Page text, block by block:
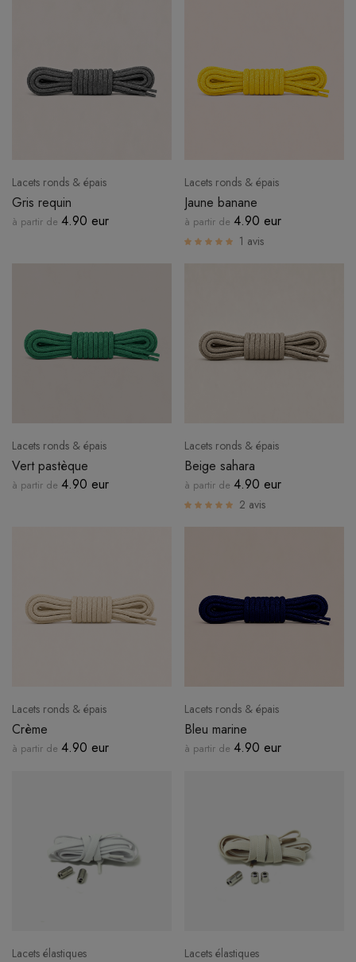
Lacets ronds & épais
Gris requin
à partir de 4.90 eur
Lacets ronds & épais
Jaune banane
à partir de 4.90 eur
1 avis
Lacets ronds & épais
Vert pastèque
à partir de 4.90 eur
Lacets ronds & épais
Beige sahara
à partir de 4.90 eur
2 avis
Lacets ronds & épais
Crème
à partir de 4.90 eur
Lacets ronds & épais
Bleu marine
à partir de 4.90 eur
Lacets élastiques Lacets élastiques